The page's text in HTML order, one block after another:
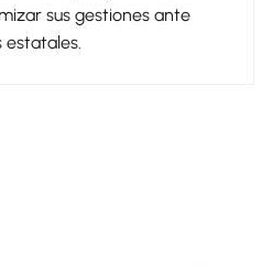
sus gestiones ante
estatales.